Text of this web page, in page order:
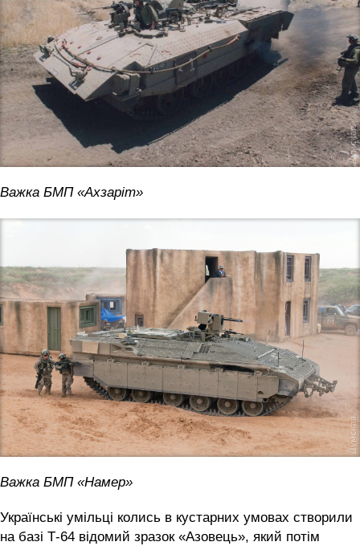
Важка БМП «Ахзаріт»
Важка БМП «Намер»
Українські умільці колись в кустарних умовах створили
на базі Т-64 відомий зразок «Азовець», який потім